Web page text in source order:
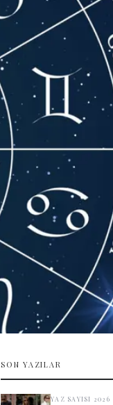
SON YAZILAR
YAZ SAYISI 2026